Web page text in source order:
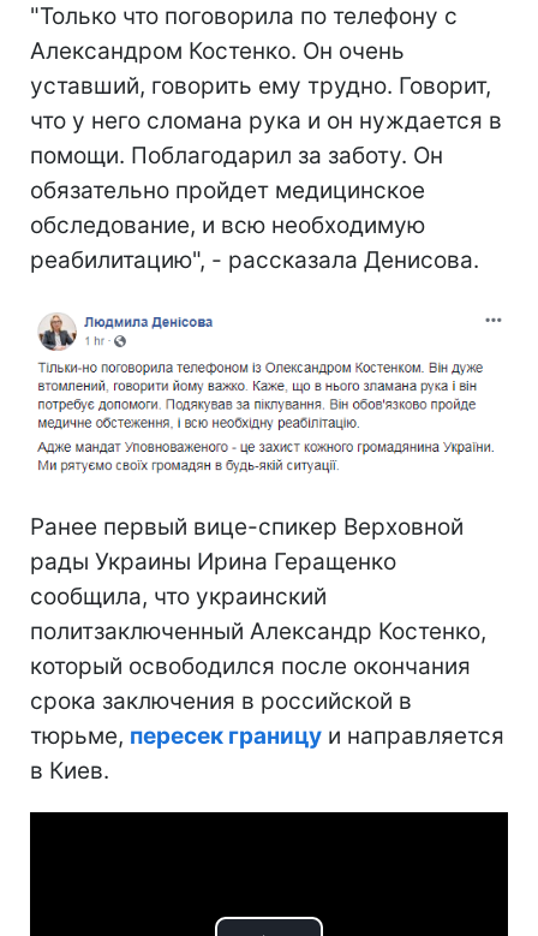
"Только что поговорила по телефону с
Александром Костенко. Он очень
уставший, говорить ему трудно. Говорит,
что у него сломана рука и он нуждается в
помощи. Поблагодарил за заботу. Он
обязательно пройдет медицинское
обследование, и всю необходимую
реабилитацию", - рассказала Денисова.
Ранее первый вице-спикер Верховной
рады Украины Ирина Геращенко
сообщила, что украинский
политзаключенный Александр Костенко,
который освободился после окончания
срока заключения в российской в
тюрьме, пересек границу и направляется
в Киев.